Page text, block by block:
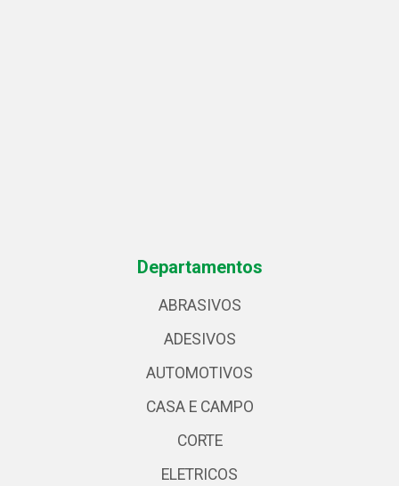
Departamentos
ABRASIVOS
ADESIVOS
AUTOMOTIVOS
CASA E CAMPO
CORTE
ELETRICOS